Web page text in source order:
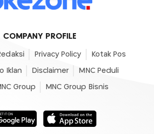
COMPANY PROFILE
Privacy Policy Kotak Pos
Iklan Disclaimer MNC Peduli
Group MNC Group Bisnis